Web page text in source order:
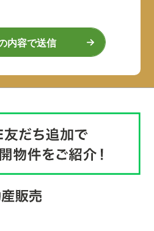
内容で送信